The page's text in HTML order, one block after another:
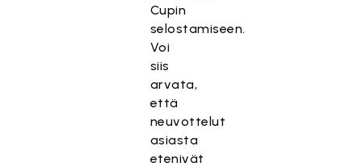
Cupin
selostamiseen.
Voi
siis
arvata,
että
neuvottelut
asiasta
etenivät